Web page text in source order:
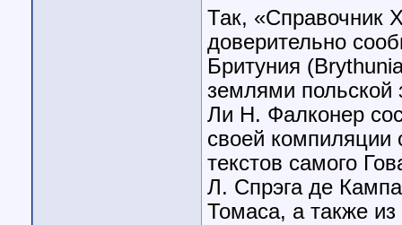
Так, «Справочник
доверительно
Бритуния
землями польской
Ли Н. Фалконер
своей компиляции
текстов самого
Л. Спрэга де
Томаса, а также